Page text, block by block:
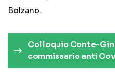
Bolzano.
Colloquio Conte-
commissario anti